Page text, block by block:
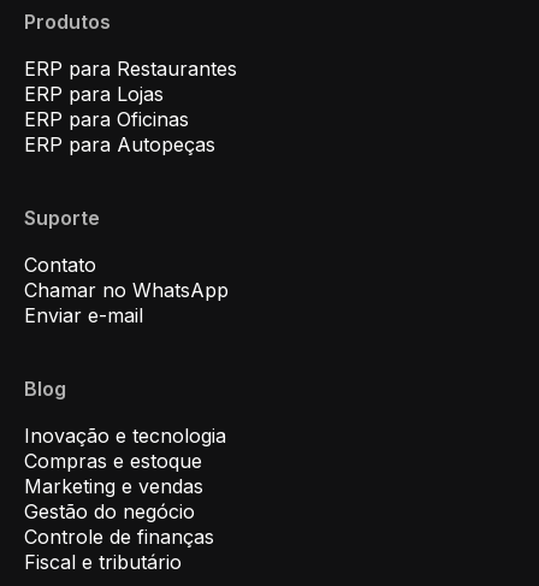
Produtos
ERP para Restaurantes
ERP para Lojas
ERP para Oficinas
ERP para Autopeças
Suporte
Contato
Chamar no WhatsApp
Enviar e-mail
Blog
Inovação e tecnologia
Compras e estoque
Marketing e vendas
Gestão do negócio
Controle de finanças
Fiscal e tributário